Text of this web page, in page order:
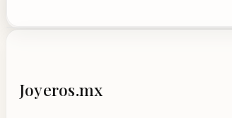
Joyeros.mx